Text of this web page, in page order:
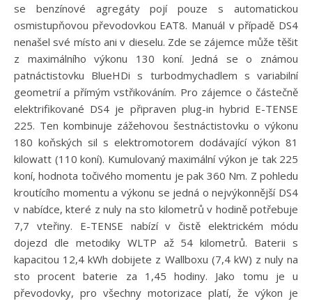
se benzínové agregáty pojí pouze s automatickou
osmistupňovou převodovkou EAT8. Manuál v případě DS4
nenašel své místo ani v dieselu. Zde se zájemce může těšit
z maximálního výkonu 130 koní. Jedná se o známou
patnáctistovku BlueHDi s turbodmychadlem s variabilní
geometrií a přímým vstřikováním. Pro zájemce o částečně
elektrifikované DS4 je připraven plug-in hybrid E-TENSE
225. Ten kombinuje zážehovou šestnáctistovku o výkonu
180 koňských sil s elektromotorem dodávající výkon 81
kilowatt (110 koní). Kumulovaný maximální výkon je tak 225
koní, hodnota točivého momentu je pak 360 Nm. Z pohledu
kroutícího momentu a výkonu se jedná o nejvýkonnější DS4
v nabídce, které z nuly na sto kilometrů v hodině potřebuje
7,7 vteřiny. E-TENSE nabízí v čistě elektrickém módu
dojezd dle metodiky WLTP až 54 kilometrů. Baterii s
kapacitou 12,4 kWh dobijete z Wallboxu (7,4 kW) z nuly na
sto procent baterie za 1,45 hodiny. Jako tomu je u
převodovky, pro všechny motorizace platí, že výkon je